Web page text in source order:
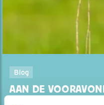
Blog
AAN DE